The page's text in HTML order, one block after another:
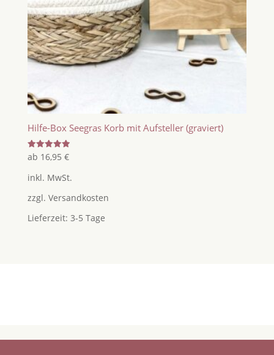
Hilfe-Box Seegras Korb mit Aufsteller (graviert)
Bewertet
mit
von 5
ab 16,95 €
inkl. MwSt.
zzgl. Versandkosten
Lieferzeit: 3-5 Tage